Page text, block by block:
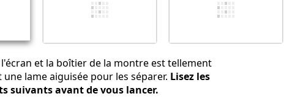
Publier un commentaire
l'écran et la boîtier de la montre est tellement
lame aiguisée pour les séparer. Lisez les
suivants avant de vous lancer.